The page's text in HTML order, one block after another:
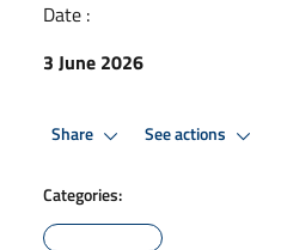
Date :
3 June 2026
Share See actions
Categories: